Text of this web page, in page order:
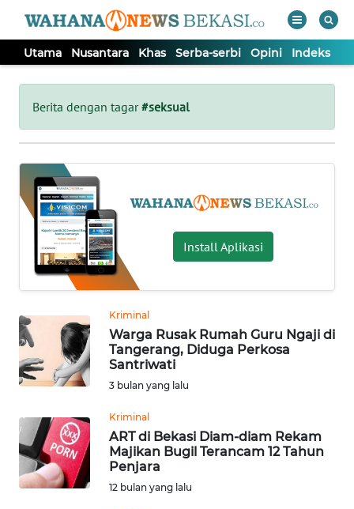
Utama Nusantara Khas Serba-serbi Opini Indeks
Berita dengan tagar#seksual
Install Aplikasi
Kriminal
Warga Rusak Rumah Guru Ngaji di
Tangerang, Diduga Perkosa
Santriwati
3 bulan yang lalu
Kriminal
ART di Bekasi Diam-diam Rekam
Majikan Bugil Terancam 12 Tahun
Penjara
12 bulan yang lalu
Tutup
UTAMA
NUSANTARA
KHAS
SERBA-
SERBI
OPINI
Informasi
INDEKS
BERITA
KONTAK
KAMI